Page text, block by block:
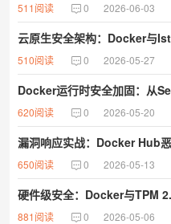
511阅读 0 2026-06-03
云原生安全架构：Docker与
510阅读 0 2026-05-27
Docker运行时安全加固：从
620阅读 0 2026-05-20
漏洞响应实战：Docker Hub
650阅读 0 2026-05-13
硬件级安全：Docker与TPM
881阅读 0 2026-05-06